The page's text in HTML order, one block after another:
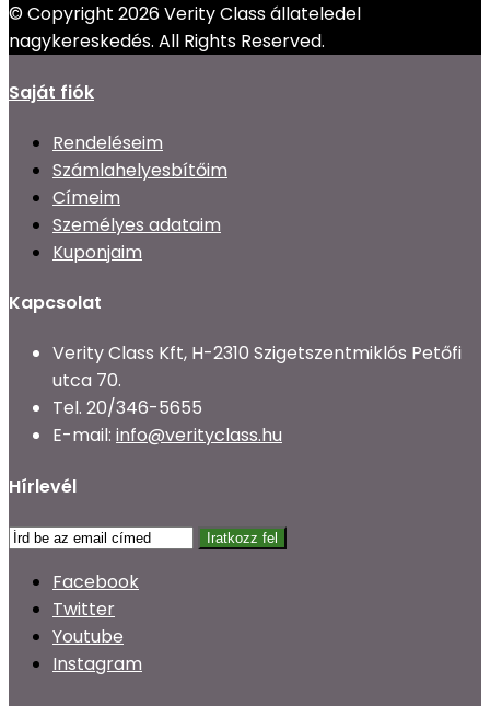
© Copyright 2026 Verity Class állateledel
nagykereskedés. All Rights Reserved.
Saját fiók
Rendeléseim
Számlahelyesbítőim
Címeim
Személyes adataim
Kuponjaim
Kapcsolat
Verity Class Kft, H-2310 Szigetszentmiklós Petőfi
utca 70.
Tel. 20/346-5655
E-mail: info@verityclass.hu
Hírlevél
Iratkozz fel
Facebook
Twitter
Youtube
Instagram